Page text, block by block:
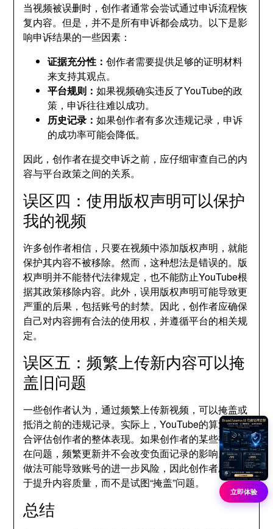
当视频被误删时，创作者通常会尝试通过申诉流程恢
复内容。但是，并不是所有申诉都会成功。以下是影
响申诉结果的一些因素：
证据充分性：创作者需要提供足够的证明材料
来支持其观点。
平台规则：如果视频确实违反了YouTube的政
策，申诉往往难以成功。
历史记录：如果创作者有多次违规记录，申诉
的成功率可能会降低。
因此，创作者在提交申诉之前，应仔细审查自己的内
容与平台政策之间的关系。
误区四：使用版权声明可以保护
我的视频
许多创作者相信，只要在视频中添加版权声明，就能
保护其内容不被移除。然而，这种想法是错误的。版
权声明并不能替代法律规定，也不能防止YouTube根
据其政策移除内容。此外，误用版权声明可能导致更
严重的后果，包括账号的封禁。因此，创作者应确保
自己对内容拥有合法的使用权，并遵循平台的相关规
定。
误区五：频繁上传新内容可以掩
盖旧问题
一些创作者认为，通过频繁上传新视频，可以掩盖或
抵消之前的违规记录。实际上，YouTube的算法会综
合评估创作者的整体表现。如果创作者的某些视频存
在问题，频繁更新并不会改变负面记录的影响。这种
做法可能导致账号的进一步风险，因此创作者应专注
于提升内容质量，而不是试图“掩盖”问题。
总结
立即体验